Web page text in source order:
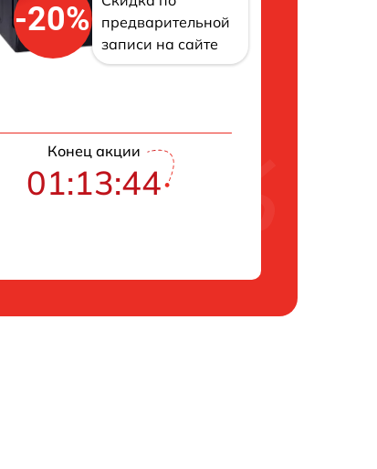
-20%
предварительной
записи на сайте
Конец акции
01:13:43